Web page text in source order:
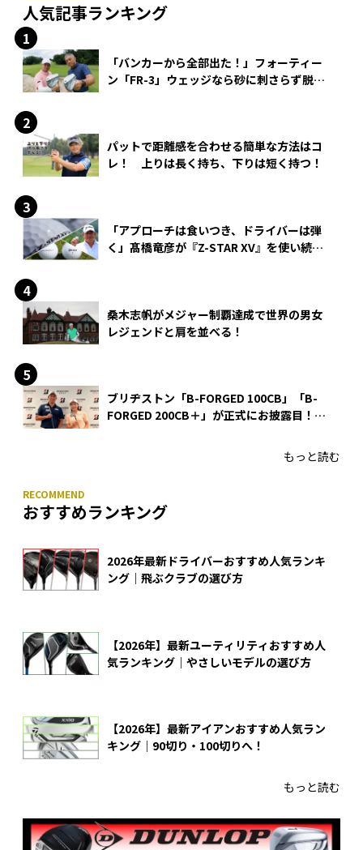
人気記事ランキング
「バンカーから全部出た！」フォーティー
ン「FR-3」ウェッジなら砂に刺さらず脱出
パットで距離感を合わせる簡単な方法はコ
レ！ 上りは長く持ち、下りは短く持つ！
「アプローチは食いつき、ドライバーは弾
く」髙橋竜彦が『Z-STAR XV』を使い続け
桑木志帆がメジャー制覇達成で世界の男女
レジェンドと肩を並べる！
ブリヂストン「B-FORGED 100CB」「B-
FORGED 200CB＋」が正式にお披露目！
もっと読む
おすすめランキング
2026年最新ドライバーおすすめ人気ランキ
ング｜飛ぶクラブの選び方
【2026年】最新ユーティリティおすすめ人
気ランキング｜やさしいモデルの選び方
【2026年】最新アイアンおすすめ人気ラン
キング｜90切り・100切りへ！
もっと読む